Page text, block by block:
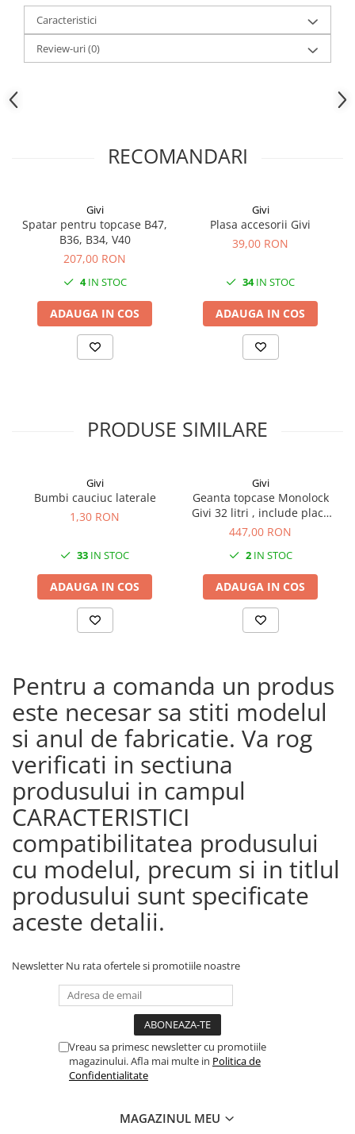
Caracteristici
Review-uri(0)
RECOMANDARI
Givi
Spatar pentru topcase B47,
B36, B34, V40
207,00 RON
4IN STOC
ADAUGA IN COS
Givi
Plasa accesorii Givi
39,00 RON
34IN STOC
ADAUGA IN COS
PRODUSE SIMILARE
Givi
Bumbi cauciuc laterale
1,30 RON
33 IN STOC
ADAUGA IN COS
Givi
Geanta topcase Monolock
Givi 32 litri , include placa
universala
447,00 RON
2IN STOC
ADAUGA IN COS
Pentru a comanda un produs
este necesar sa stiti modelul
si anul de fabricatie. Va rog
verificati in sectiuna
produsului in campul
CARACTERISTICI
compatibilitatea produsului
cu modelul, precum si in titlul
produsului sunt specificate
aceste detalii.
Newsletter Nu rata ofertele si promotiile noastre
Vreau sa primesc newsletter cu promotiile
magazinului. Afla mai multe in Politica de
Confidentialitate
MAGAZINUL MEU